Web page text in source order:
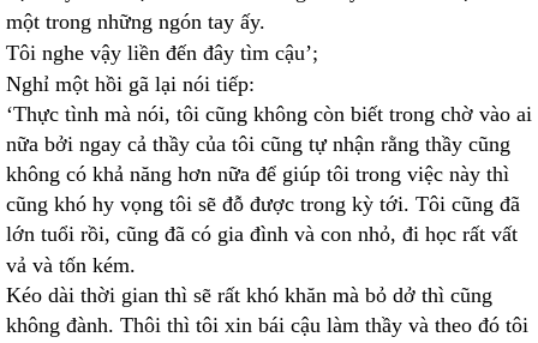
một trong những ngón tay ấy.
Tôi nghe vậy liền đến đây tìm cậu’;
Nghỉ một hồi gã lại nói tiếp:
‘Thực tình mà nói, tôi cũng không còn biết trong chờ vào ai
nữa bởi ngay cả thầy của tôi cũng tự nhận rằng thầy cũng
không có khả năng hơn nữa để giúp tôi trong việc này thì
cũng khó hy vọng tôi sẽ đỗ được trong kỳ tới. Tôi cũng đã
lớn tuổi rồi, cũng đã có gia đình và con nhỏ, đi học rất vất
vả và tốn kém.
Kéo dài thời gian thì sẽ rất khó khăn mà bỏ dở thì cũng
không đành. Thôi thì tôi xin bái cậu làm thầy và theo đó tôi